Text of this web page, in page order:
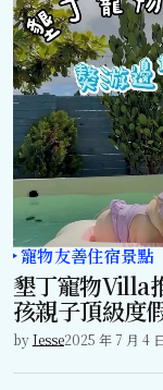
寵物友善住宿景點
墾丁寵物Villa
孩親子頂級度
byJesse2025 年 7 月 4